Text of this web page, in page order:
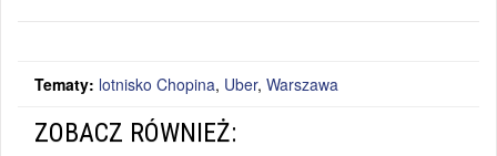
Tematy: lotnisko Chopina, Uber, Warszawa
ZOBACZ RÓWNIEŻ: